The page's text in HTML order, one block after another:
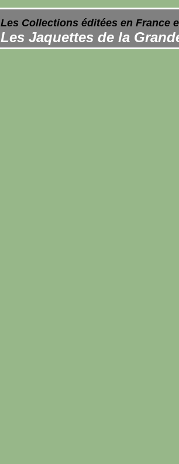
Les Collections éditées en France
Les Jaquettes de la